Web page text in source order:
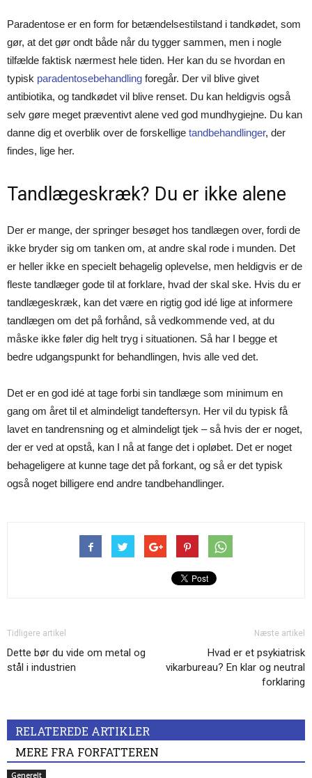
Paradentose er en form for betændelsestilstand i tandkødet, som
gør, at det gør ondt både når du tygger sammen, men i nogle
tilfælde faktisk nærmest hele tiden. Her kan du se hvordan en
typisk paradentosebehandling foregår. Der vil blive givet
antibiotika, og tandkødet vil blive renset. Du kan heldigvis også
selv gøre meget præventivt alene ved god mundhygiejne. Du kan
danne dig et overblik over de forskellige tandbehandlinger, der
findes, lige her.
Tandlægeskræk? Du er ikke alene
Der er mange, der springer besøget hos tandlægen over, fordi de
ikke bryder sig om tanken om, at andre skal rode i munden. Det
er heller ikke en specielt behagelig oplevelse, men heldigvis er de
fleste tandlæger gode til at forklare, hvad der skal ske. Hvis du er
tandlægeskræk, kan det være en rigtig god idé lige at informere
tandlægen om det på forhånd, så vedkommende ved, at du
måske ikke føler dig helt tryg i situationen. Så har I begge et
bedre udgangspunkt for behandlingen, hvis alle ved det.
Det er en god idé at tage forbi sin tandlæge som minimum en
gang om året til et almindeligt tandeftersyn. Her vil du typisk få
lavet en tandrensning og et almindeligt tjek – så hvis der er noget,
der er ved at opstå, kan I nå at fange det i opløbet. Det er noget
behageligere at kunne tage det på forkant, og så er det typisk
også noget billigere end andre tandbehandlinger.
Tidligere artikel
Dette bør du vide om metal og
stål i industrien
Næste artikel
Hvad er et psykiatrisk
vikarbureau? En klar og neutral
forklaring
RELATEREDE ARTIKLER
MERE FRA FORFATTEREN
Generelt